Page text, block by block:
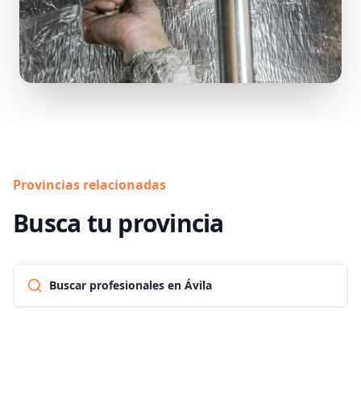
Provincias relacionadas
Busca tu provincia
Buscar profesionales en Ávila